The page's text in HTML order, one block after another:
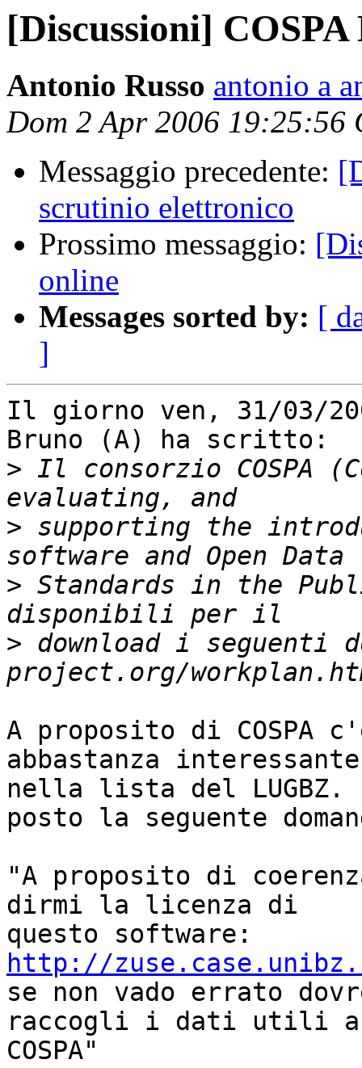
[Discussioni]
Antonio Russo antonio a
Dom 2 Apr 2006 19:25:56
Messaggio precedente:
scrutinio elettronico
Prossimo messaggio:
online
Messages sorted by: [
]
Il giorno ven, 31/03/
Bruno (A) ha scritto:
> Il consorzio COSPA
> supporting the
> Standards in the
> download i seguenti
A proposito di COSPA
abbastanza
nella lista del LUGBZ.
posto la seguente
"A proposito di
dirmi la licenza di
http://
se non vado errato
raccogli i dati utili a
COSPA"